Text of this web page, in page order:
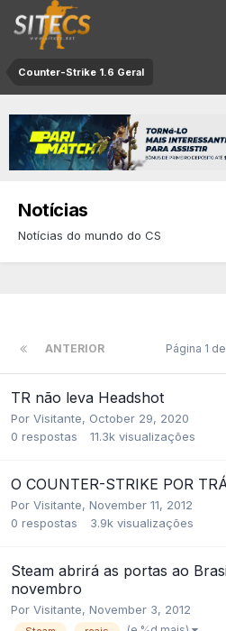
Counter-Strike 1.6 Geral
Notícias
Notícias do mundo do CS
ANTERIOR Página 1 de
TR não leva Headshot
Por Visitante, October 29, 2020
0 respostas 11.3k visualizações
O COUNTER-STRIKE POR
Por Visitante, November 11, 2012
0 respostas 3.9k visualizações
Steam abrirá as portas ao
novembro
Por Visitante, November 3, 2012